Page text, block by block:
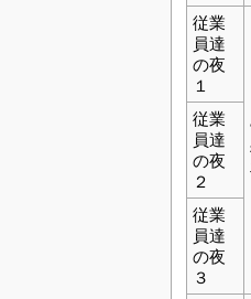
従業
員達
の夜
１
従業
員達
の夜
２
従業
員達
の夜
３